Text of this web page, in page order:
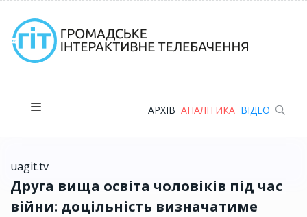
АРХІВ АНАЛІТИКА ВІДЕО
uagit.tv
Друга вища освіта чоловіків під час
війни: доцільність визначатиме